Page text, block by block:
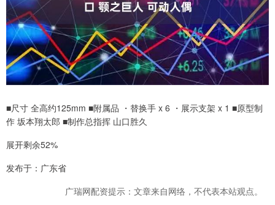
■尺寸 全高约125mm ■附属品 ・替换手 x 6 ・展示支架 x 1 ■原型制
作 坂本翔太郎 ■制作总指挥 山口胜久
展开剩余52%
发布于：广东省
广瑞网配资提示：文章来自网络，不代表本站观点。